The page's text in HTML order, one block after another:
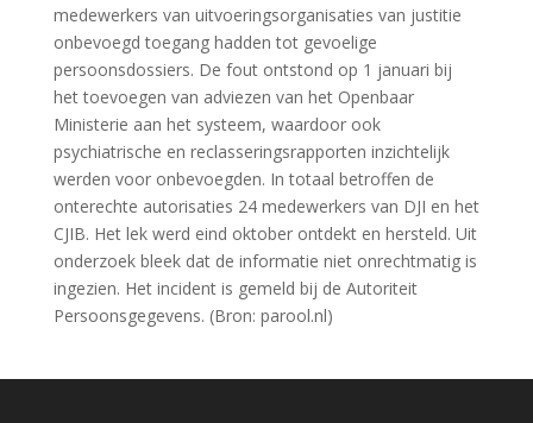
medewerkers van uitvoeringsorganisaties van justitie
onbevoegd toegang hadden tot gevoelige
persoonsdossiers. De fout ontstond op 1 januari bij
het toevoegen van adviezen van het Openbaar
Ministerie aan het systeem, waardoor ook
psychiatrische en reclasseringsrapporten inzichtelijk
werden voor onbevoegden. In totaal betroffen de
onterechte autorisaties 24 medewerkers van DJI en het
CJIB. Het lek werd eind oktober ontdekt en hersteld. Uit
onderzoek bleek dat de informatie niet onrechtmatig is
ingezien. Het incident is gemeld bij de Autoriteit
Persoonsgegevens. (Bron: parool.nl)